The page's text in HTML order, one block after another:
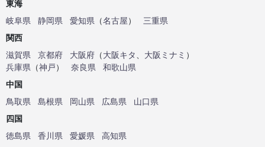
東海
岐阜県
静岡県 愛知県 （名古屋）
三重県
関西
滋賀県
京都府 大阪府 （大阪キタ 大阪ミナミ ）
兵庫県 （神戸） 奈良県
和歌山県
中国
鳥取県
島根県 岡山県 広島県
山口県
四国
徳島県
香川県 愛媛県 高知県